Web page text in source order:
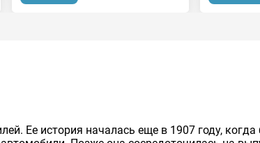
Ее история началась еще в 1907 году,